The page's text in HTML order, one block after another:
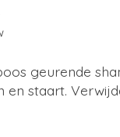
geurende
en staart.